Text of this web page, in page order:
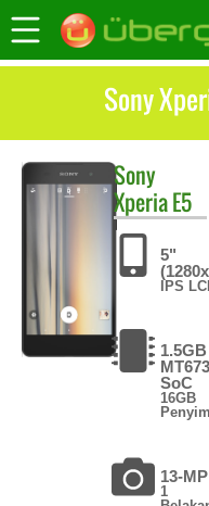
Sony
Sony
Xperia E5
5"
IPS
1.5GB
SoC
16GB
13-MP
1